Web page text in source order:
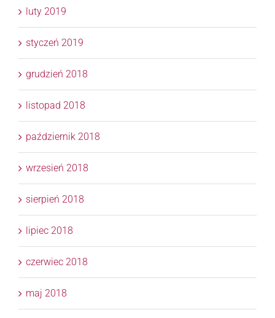
luty 2019
styczeń 2019
grudzień 2018
listopad 2018
październik 2018
wrzesień 2018
sierpień 2018
lipiec 2018
czerwiec 2018
maj 2018